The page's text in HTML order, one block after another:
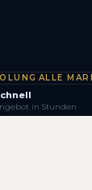
ALLE MARKEN·
in Stunden